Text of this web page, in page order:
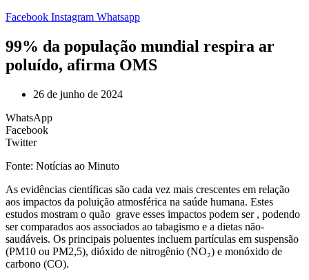
Facebook Instagram Whatsapp
99% da população mundial respira ar
poluído, afirma OMS
26 de junho de 2024
WhatsApp
Facebook
Twitter
Fonte: Notícias ao Minuto
As evidências científicas são cada vez mais crescentes em relação
aos impactos da poluição atmosférica na saúde humana. Estes
estudos mostram o quão grave esses impactos podem ser , podendo
ser comparados aos associados ao tabagismo e a dietas não-
saudáveis. Os principais poluentes incluem partículas em suspensão
(PM10 ou PM2,5), dióxido de nitrogênio (NO₂) e monóxido de
carbono (CO).